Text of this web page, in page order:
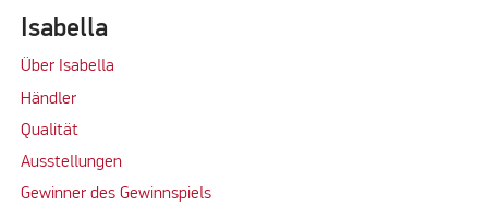
Isabella
Über Isabella
Händler
Qualität
Ausstellungen
Gewinner des Gewinnspiels